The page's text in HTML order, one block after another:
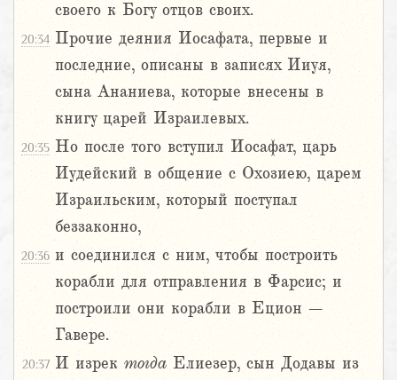
своего к Богу отцов своих.
20:34 Прочие деяния Иосафата, первые и
последние, описаны в записях Ииуя,
сына Ананиева, которые внесены в
книгу царей Израилевых.
20:35 Но после того вступил Иосафат, царь
Иудейский в общение с Охозиею, царем
Израильским, который поступал
беззаконно,
20:36 и соединился с ним, чтобы построить
корабли для отправления в Фарсис; и
построили они корабли в Ецион –
Гавере.
20:37 И изрек тогда Елиезер, сын Додавы из